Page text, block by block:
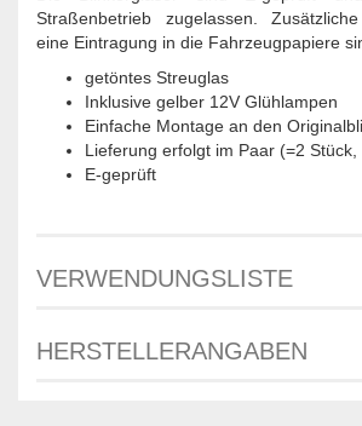
Straßenbetrieb zugelassen.
eine Eintragung in die Fahrzeugpapiere
getöntes Streuglas
Inklusive gelber 12V Glühlampen
Einfache Montage an den
Lieferung erfolgt im Paar (=2 Stück,
E-geprüft
VERWENDUNGSLISTE
HERSTELLERANGABEN